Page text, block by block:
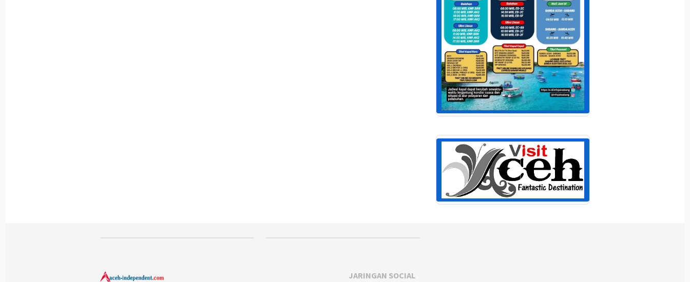
JARINGAN SOCIAL